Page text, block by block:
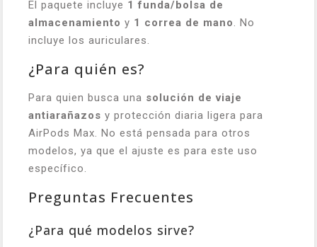
El paquete incluye 1 funda/bolsa de
almacenamiento y 1 correa de mano. No
incluye los auriculares.
¿Para quién es?
Para quien busca una solución de viaje
antiarañazos y protección diaria ligera para
AirPods Max. No está pensada para otros
modelos, ya que el ajuste es para este uso
específico.
Preguntas Frecuentes
¿Para qué modelos sirve?